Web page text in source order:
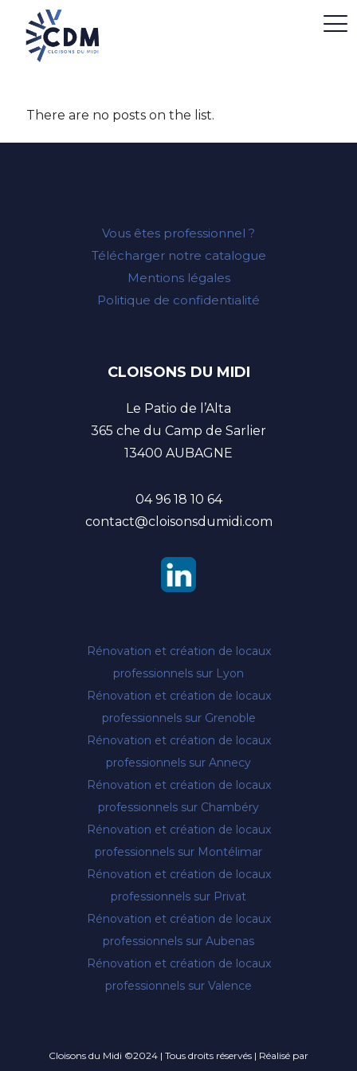
There are no posts on the list.
Vous êtes professionnel ?
Télécharger notre catalogue
Mentions légales
Politique de confidentialité
CLOISONS DU MIDI
Le Patio de l’Alta
365 che du Camp de Sarlier
13400 AUBAGNE
04 96 18 10 64
contact@cloisonsdumidi.com
Rénovation et création de locaux
professionnels sur Lyon
Rénovation et création de locaux
professionnels sur Grenoble
Rénovation et création de locaux
professionnels sur Annecy
Rénovation et création de locaux
professionnels sur Chambéry
Rénovation et création de locaux
professionnels sur Montélimar
Rénovation et création de locaux
professionnels sur Privat
Rénovation et création de locaux
professionnels sur Aubenas
Rénovation et création de locaux
professionnels sur Valence
Cloisons du Midi ©2024 | Tous droits réservés | Réalisé par